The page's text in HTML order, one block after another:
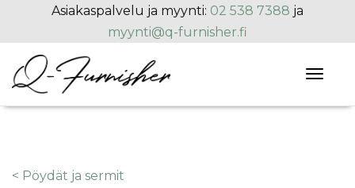
Hyppää pääsisältöön
Asiakaspalvelu ja myynti: 02 538 7388 ja
myynti@q-furnisher.fi
< Pöydät ja sermit